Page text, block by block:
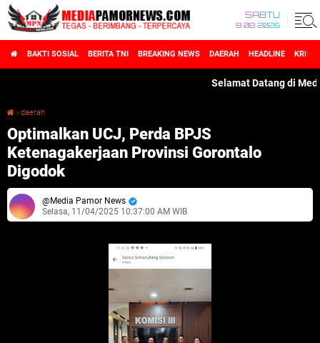
SABTU
8 08 2026
BAKTI SOSIAL BERITA TNI BREAKING NEWS DAERAH HEADLINE
Selamat Datang di
› daerah
Optimalkan UCJ, Perda BPJS
Ketenagakerjaan Provinsi Gorontalo
Digodok
Media Pamor News
Selasa, 11/04/2025 10:37:00 AM WIB